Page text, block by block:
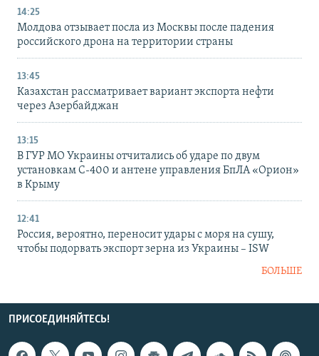
14:25
Молдова отзывает посла из Москвы после падения
российского дрона на территории страны
13:45
Казахстан рассматривает вариант экспорта нефти
через Азербайджан
13:15
В ГУР МО Украины отчитались об ударе по двум
установкам С-400 и антене управления БпЛА «Орион»
в Крыму
12:41
Россия, вероятно, переносит удары с моря на сушу,
чтобы подорвать экспорт зерна из Украины – ISW
БОЛЬШЕ
ПРИСОЕДИНЯЙТЕСЬ!